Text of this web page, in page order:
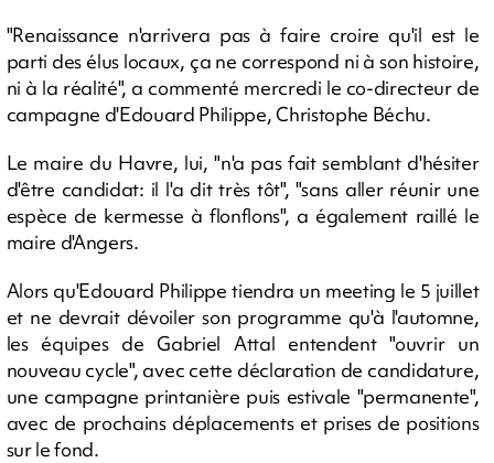
"Renaissance n'arrivera pas à faire croire qu'il est le
parti des élus locaux, ça ne correspond ni à son histoire,
ni à la réalité", a commenté mercredi le co-directeur de
campagne d'Edouard Philippe, Christophe Béchu.
Le maire du Havre, lui, "n'a pas fait semblant d'hésiter
d'être candidat: il l'a dit très tôt", "sans aller réunir une
espèce de kermesse à flonflons", a également raillé le
maire d'Angers.
Alors qu'Edouard Philippe tiendra un meeting le 5 juillet
et ne devrait dévoiler son programme qu'à l'automne,
les équipes de Gabriel Attal entendent "ouvrir un
nouveau cycle", avec cette déclaration de candidature,
une campagne printanière puis estivale "permanente",
avec de prochains déplacements et prises de positions
sur le fond.